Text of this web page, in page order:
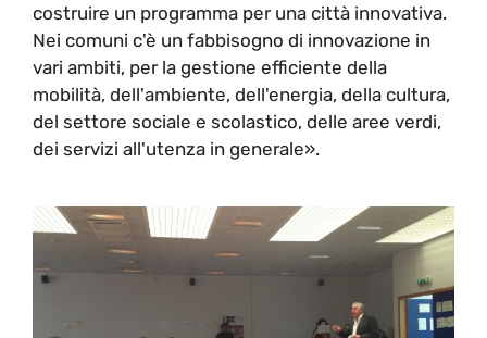
costruire un programma per una città innovativa.
Nei comuni c'è un fabbisogno di innovazione in
vari ambiti, per la gestione efficiente della
mobilità, dell'ambiente, dell'energia, della cultura,
del settore sociale e scolastico, delle aree verdi,
dei servizi all'utenza in generale».